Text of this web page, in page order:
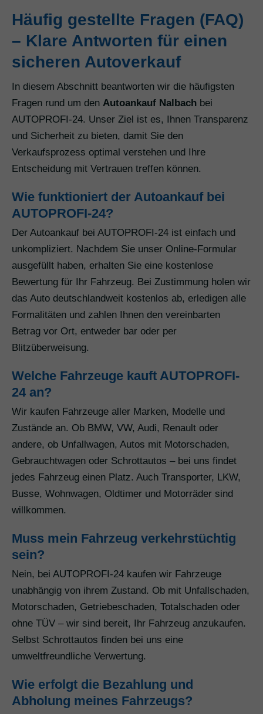
Häufig gestellte Fragen (FAQ)
– Klare Antworten für einen
sicheren Autoverkauf
In diesem Abschnitt beantworten wir die häufigsten
Fragen rund um den Autoankauf Nalbach bei
AUTOPROFI-24. Unser Ziel ist es, Ihnen Transparenz
und Sicherheit zu bieten, damit Sie den
Verkaufsprozess optimal verstehen und Ihre
Entscheidung mit Vertrauen treffen können.
Wie funktioniert der Autoankauf bei
AUTOPROFI-24?
Der Autoankauf bei AUTOPROFI-24 ist einfach und
unkompliziert. Nachdem Sie unser Online-Formular
ausgefüllt haben, erhalten Sie eine kostenlose
Bewertung für Ihr Fahrzeug. Bei Zustimmung holen wir
das Auto deutschlandweit kostenlos ab, erledigen alle
Formalitäten und zahlen Ihnen den vereinbarten
Betrag vor Ort, entweder bar oder per
Blitzüberweisung.
Welche Fahrzeuge kauft AUTOPROFI-
24 an?
Wir kaufen Fahrzeuge aller Marken, Modelle und
Zustände an. Ob BMW, VW, Audi, Renault oder
andere, ob Unfallwagen, Autos mit Motorschaden,
Gebrauchtwagen oder Schrottautos – bei uns findet
jedes Fahrzeug einen Platz. Auch Transporter, LKW,
Busse, Wohnwagen, Oldtimer und Motorräder sind
willkommen.
Muss mein Fahrzeug verkehrstüchtig
sein?
Nein, bei AUTOPROFI-24 kaufen wir Fahrzeuge
unabhängig von ihrem Zustand. Ob mit Unfallschaden,
Motorschaden, Getriebeschaden, Totalschaden oder
ohne TÜV – wir sind bereit, Ihr Fahrzeug anzukaufen.
Selbst Schrottautos finden bei uns eine
umweltfreundliche Verwertung.
Wie erfolgt die Bezahlung und
Abholung meines Fahrzeugs?